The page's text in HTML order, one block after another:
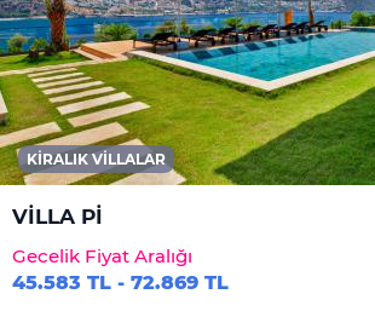
Deterjanı
Yiyecek Ve Içecek
KIRALIK VILLALAR
VİLLA Pİ
Gecelik Fiyat Aralığı
45.583 TL - 72.869 TL